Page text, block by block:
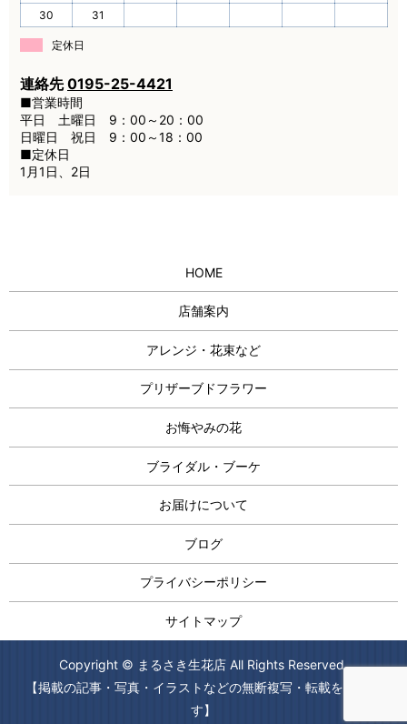
30
31
定休日
連絡先0195-25-4421
■営業時間
平日 土曜日 9：00～20：00
日曜日 祝日 9：00～18：00
■定休日
1月1日、2日
HOME
店舗案内
アレンジ・花束など
プリザーブドフラワー
お悔やみの花
ブライダル・ブーケ
お届けについて
ブログ
プライバシーポリシー
サイトマップ
Copyright © まるさき生花店 All Rights Reserved.
【掲載の記事・写真・イラストなどの無断複写・転載を禁じま
す】